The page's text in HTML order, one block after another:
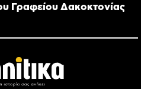
Γραφείου Δακοκτονίας